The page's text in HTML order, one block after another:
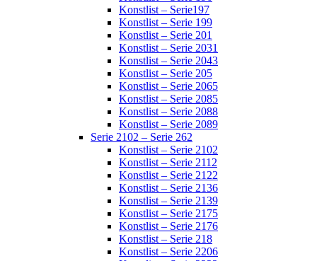
Konstlist – Serie197
Konstlist – Serie 199
Konstlist – Serie 201
Konstlist – Serie 2031
Konstlist – Serie 2043
Konstlist – Serie 205
Konstlist – Serie 2065
Konstlist – Serie 2085
Konstlist – Serie 2088
Konstlist – Serie 2089
Serie 2102 – Serie 262
Konstlist – Serie 2102
Konstlist – Serie 2112
Konstlist – Serie 2122
Konstlist – Serie 2136
Konstlist – Serie 2139
Konstlist – Serie 2175
Konstlist – Serie 2176
Konstlist – Serie 218
Konstlist – Serie 2206